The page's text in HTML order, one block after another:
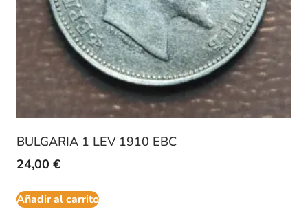
BULGARIA 1 LEV 1910 EBC
24,00 €
Añadir al carrito